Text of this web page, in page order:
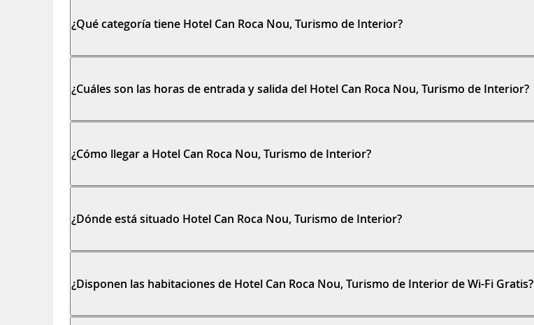
¿Qué categoría tiene Hotel Can Roca Nou, Turismo de Interior?
¿Cuáles son las horas de entrada y salida del Hotel Can Roca Nou, Turismo de Interior?
¿Cómo llegar a Hotel Can Roca Nou, Turismo de Interior?
¿Dónde está situado Hotel Can Roca Nou, Turismo de Interior?
¿Disponen las habitaciones de Hotel Can Roca Nou, Turismo de Interior de Wi-Fi Gratis?